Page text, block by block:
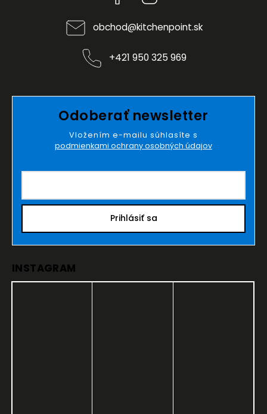
obchod@kitchenpoint.sk
+421 950 325 969
Odoberať newsletter
Vložením e-mailu súhlasíte s
podmienkami ochrany osobných údajov
Prihlásiť sa
INSTAGRAM